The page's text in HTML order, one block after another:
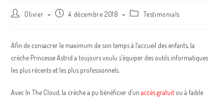
Olivier 4 décembre 2018 Testimonials
Afin de consacrer le maximum de son temps à l’accueil des enfants, la
crèche Princesse Astrid a toujours voulu s’équiper des outils informatiques
les plus récents et les plus professionnels.
Avec In The Cloud, la crèche a pu bénéficier d’unaccès gratuit ou à faible